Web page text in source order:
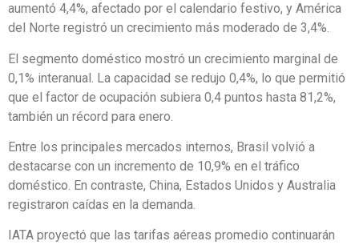
aumentó 4,4%, afectado por el calendario festivo, y América
del Norte registró un crecimiento más moderado de 3,4%.
El segmento doméstico mostró un crecimiento marginal de
0,1% interanual. La capacidad se redujo 0,4%, lo que permitió
que el factor de ocupación subiera 0,4 puntos hasta 81,2%,
también un récord para enero.
Entre los principales mercados internos, Brasil volvió a
destacarse con un incremento de 10,9% en el tráfico
doméstico. En contraste, China, Estados Unidos y Australia
registraron caídas en la demanda.
IATA proyectó que las tarifas aéreas promedio continuarán